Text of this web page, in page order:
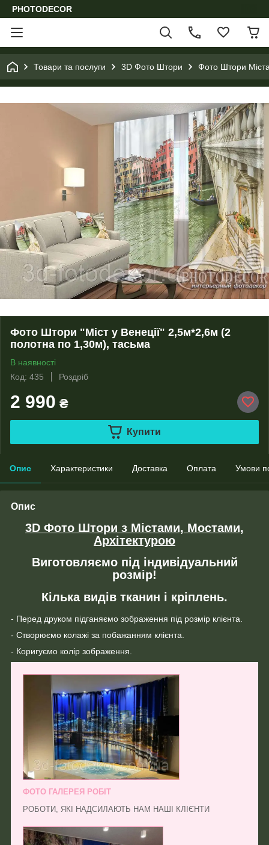
PHOTODECOR
Товари та послуги 3D Фото Штори Фото Штори
Фото Штори "Міст у Венеції" 2,5м*2,6м (2
полотна по 1,30м), тасьма
В наявності
Код: 435
Роздріб
2 990 ₴
Купити
Опис Характеристики Доставка Оплата Умови
Опис
3D Фото Штори з Містами, Мостами,
Архітектурою
Виготовляємо під індивідуальний
розмір!
Кілька видів тканин і кріплень.
- Перед друком підганяємо зображення під розмір клієнта.
- Створюємо колажі за побажанням клієнта.
- Коригуємо колір зображення.
ФОТО ГАЛЕРЕЯ РОБІТ
РОБОТИ, ЯКІ НАДСИЛАЮТЬ НАМ НАШІ КЛІЄНТИ